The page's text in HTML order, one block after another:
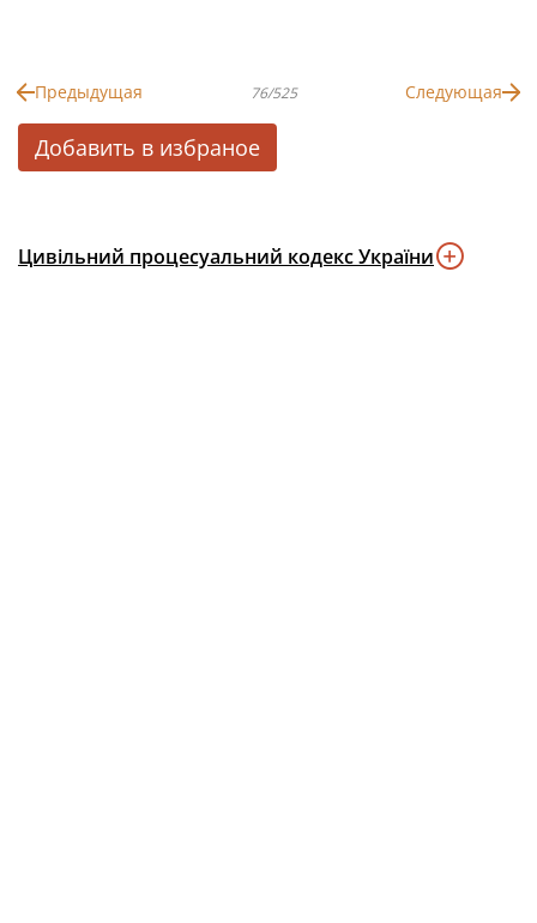
Предыдущая 76/525 Следующая
Добавить в избраное
Цивільний процесуальний кодекс України